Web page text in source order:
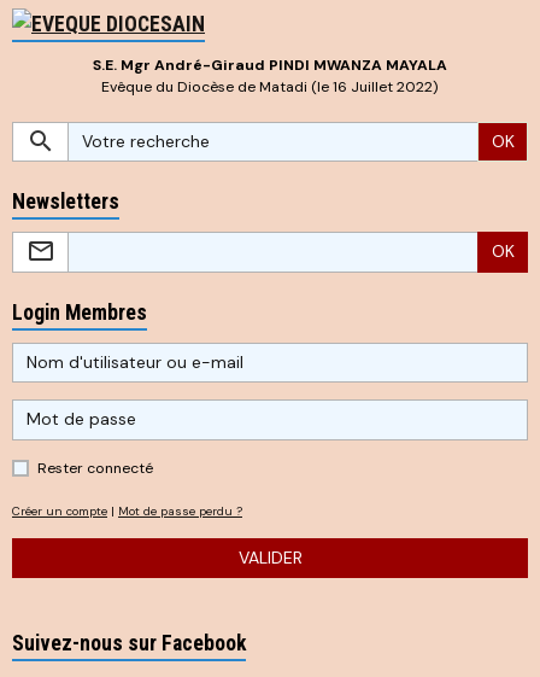
S.E. Mgr André-Giraud PINDI MWANZA MAYALA
Evêque du Diocèse de Matadi (le 16 Juillet 2022)
OK
Newsletters
OK
Login Membres
Rester connecté
Créer un compte | Mot de passe perdu ?
VALIDER
Suivez-nous sur Facebook